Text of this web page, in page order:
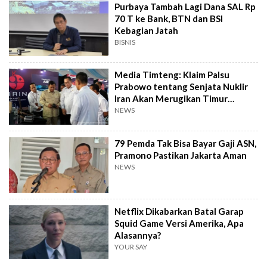
Purbaya Tambah Lagi Dana SAL Rp
70 T ke Bank, BTN dan BSI
Kebagian Jatah
BISNIS
Media Timteng: Klaim Palsu
Prabowo tentang Senjata Nuklir
Iran Akan Merugikan Timur
Tengah
NEWS
79 Pemda Tak Bisa Bayar Gaji ASN,
Pramono Pastikan Jakarta Aman
NEWS
Netflix Dikabarkan Batal Garap
Squid Game Versi Amerika, Apa
Alasannya?
YOUR SAY